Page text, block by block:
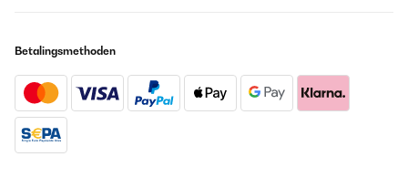
Betalingsmethoden